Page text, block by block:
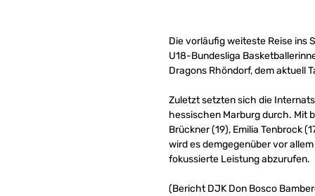
Die vorläufig weiteste Reise ins
U18-Bundesliga
Dragons Rhöndorf, dem aktuell
Zuletzt setzten sich die
hessischen Marburg durch. Mit
Brückner (19), Emilia Tenbrock
wird es demgegenüber vor
fokussierte Leistung abzurufen.
(Bericht DJK Don Bosco